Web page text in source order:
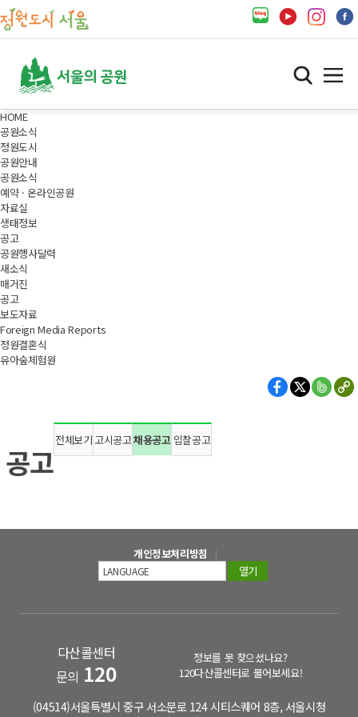
HOME
공원소식
정원도시
공원안내
공원소식
예약 · 온라인공원
자료실
생태정보
공고
공원행사달력
새소식
매거진
공고
보도자료
Foreign Media Reports
정원결혼식
유아숲체험원
공고
전체보기 고시공고채용공고 입찰공고
개인정보처리방침
열기
다산콜센터
문의 120
정보를 못 찾으셨나요?
120다산콜센터로 물어보세요!
(04514)서울특별시 중구 서소문로 124 시티스퀘어 8층, 서울시청